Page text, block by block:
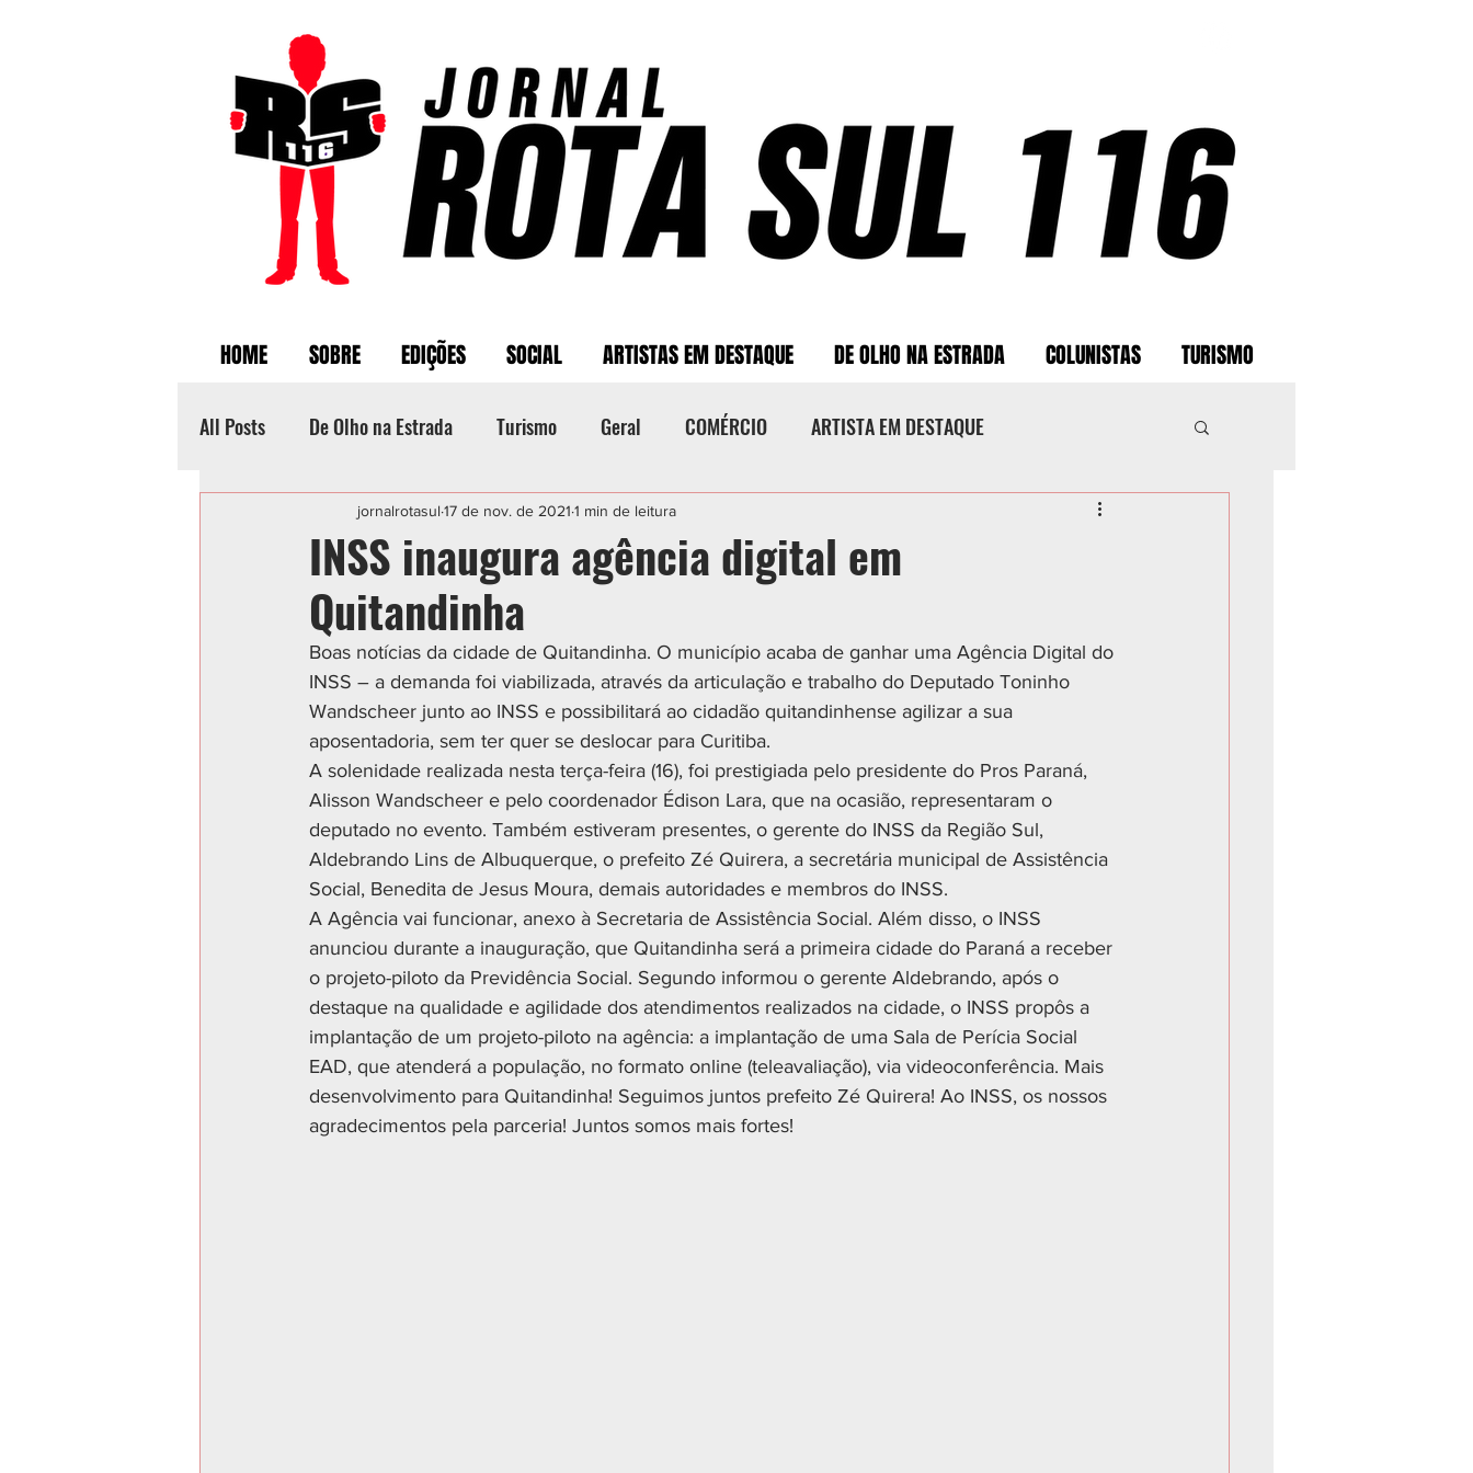
HOME SOBRE EDIÇÕES SOCIAL ARTISTAS EM DESTAQUE DE OLHO NA ESTRADA COLUNISTAS TURISMO
All Posts De Olho na Estrada Turismo Geral COMÉRCIO ARTISTA EM DESTAQUE
Categoria sem título POLICIAL ESPORTE CIDADES
INSS inaugura agência digital em
Quitandinha
jornalrotasul 17 de nov. de 2021 1 min de leitura
Boas notícias da cidade de Quitandinha. O município acaba de ganhar uma Agência Digital do
INSS – a demanda foi viabilizada, através da articulação e trabalho do Deputado Toninho
Wandscheer junto ao INSS e possibilitará ao cidadão quitandinhense agilizar a sua
aposentadoria, sem ter quer se deslocar para Curitiba.
A solenidade realizada nesta terça-feira (16), foi prestigiada pelo presidente do Pros Paraná,
Alisson Wandscheer e pelo coordenador Édison Lara, que na ocasião, representaram o
deputado no evento. Também estiveram presentes, o gerente do INSS da Região Sul,
Aldebrando Lins de Albuquerque, o prefeito Zé Quirera, a secretária municipal de Assistência
Social, Benedita de Jesus Moura, demais autoridades e membros do INSS.
A Agência vai funcionar, anexo à Secretaria de Assistência Social. Além disso, o INSS
anunciou durante a inauguração, que Quitandinha será a primeira cidade do Paraná a receber
o projeto-piloto da Previdência Social. Segundo informou o gerente Aldebrando, após o
destaque na qualidade e agilidade dos atendimentos realizados na cidade, o INSS propôs a
implantação de um projeto-piloto na agência: a implantação de uma Sala de Perícia Social
EAD, que atenderá a população, no formato online (teleavaliação), via videoconferência. Mais
desenvolvimento para Quitandinha! Seguimos juntos prefeito Zé Quirera! Ao INSS, os nossos
agradecimentos pela parceria! Juntos somos mais fortes!